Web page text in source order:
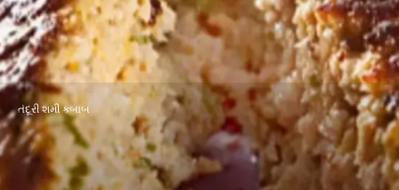
તંદૂરી શમી કબાબ